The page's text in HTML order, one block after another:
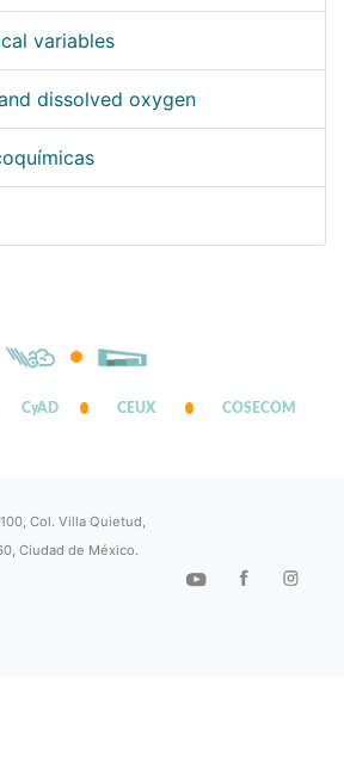
variables
dissolved oxygen
CyAD CEUX COSECOM
Col. Villa Quietud,
Ciudad de México.